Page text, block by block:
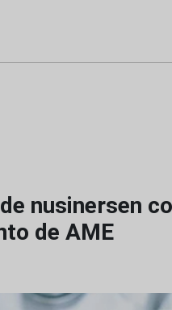
nusinersen
de AME